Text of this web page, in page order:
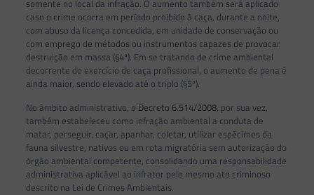
somente no local da infração. O aumento também será aplicado
caso o crime ocorra em período proibido à caça, durante a noite,
com abuso da licença concedida, em unidade de conservação ou
com emprego de métodos ou instrumentos capazes de provocar
destruição em massa (§4º). Em se tratando de crime ambiental
decorrente do exercício de caça profissional, o aumento de pena é
ainda maior, sendo elevado até o triplo (§5º).
No âmbito administrativo, o Decreto 6.514/2008, por sua vez,
também estabeleceu como infração ambiental a conduta de
matar, perseguir, caçar, apanhar, coletar, utilizar espécimes da
fauna silvestre, nativos ou em rota migratória sem autorização do
órgão ambiental competente, consolidando uma responsabilidade
administrativa aplicável ao infrator pelo mesmo ato criminoso
descrito na Lei de Crimes Ambientais.